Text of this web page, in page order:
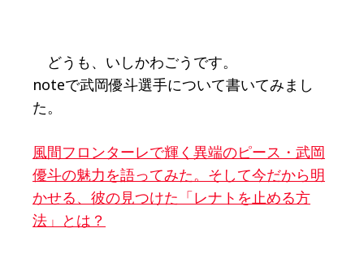
どうも、いしかわごうです。
noteで武岡優斗選手について書いてみまし
た。
風間フロンターレで輝く異端のピース・武岡
優斗の魅力を語ってみた。そして今だから明
かせる、彼の見つけた「レナトを止める方
法」とは？